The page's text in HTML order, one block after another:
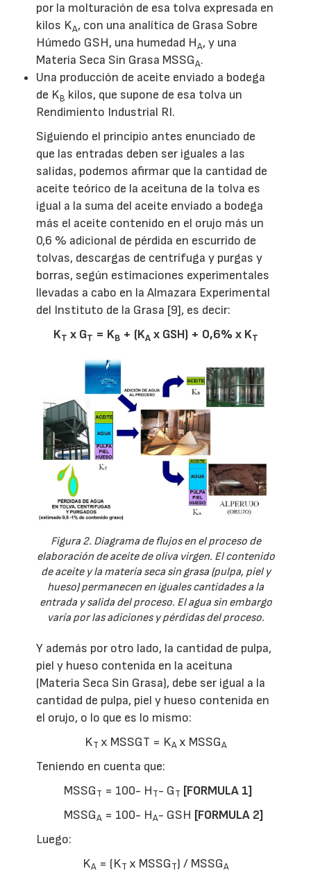
por la molturación de esa tolva expresada en
kilos KA, con una analítica de Grasa Sobre
Húmedo GSH, una humedad HA, y una
Materia Seca Sin Grasa MSSGA.
Una producción de aceite enviado a bodega
de KB kilos, que supone de esa tolva un
Rendimiento Industrial RI.
Siguiendo el principio antes enunciado de
que las entradas deben ser iguales a las
salidas, podemos afirmar que la cantidad de
aceite teórico de la aceituna de la tolva es
igual a la suma del aceite enviado a bodega
más el aceite contenido en el orujo más un
0,6 % adicional de pérdida en escurrido de
tolvas, descargas de centrífuga y purgas y
borras, según estimaciones experimentales
llevadas a cabo en la Almazara Experimental
del Instituto de la Grasa [9], es decir:
KT x GT = KB+ (KA x GSH) + 0,6% x KT
Figura 2. Diagrama de flujos en el proceso de
elaboración de aceite de oliva virgen. El contenido
de aceite y la materia seca sin grasa (pulpa, piel y
hueso) permanecen en iguales cantidades a la
entrada y salida del proceso. El agua sin embargo
varía por las adiciones y pérdidas del proceso.
Y además por otro lado, la cantidad de pulpa,
piel y hueso contenida en la aceituna
(Materia Seca Sin Grasa), debe ser igual a la
cantidad de pulpa, piel y hueso contenida en
el orujo, o lo que es lo mismo:
KT x MSSGT = KA x MSSGA
Teniendo en cuenta que:
MSSGT = 100- HT- GT [FORMULA 1]
MSSGA = 100- HA- GSH [FORMULA 2]
Luego:
KA = (KT x MSSGT) / MSSGA